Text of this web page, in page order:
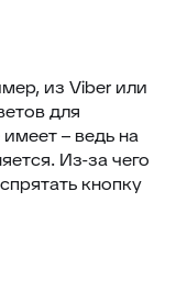
из Viber или
для
– ведь на
Из-за чего
кнопку